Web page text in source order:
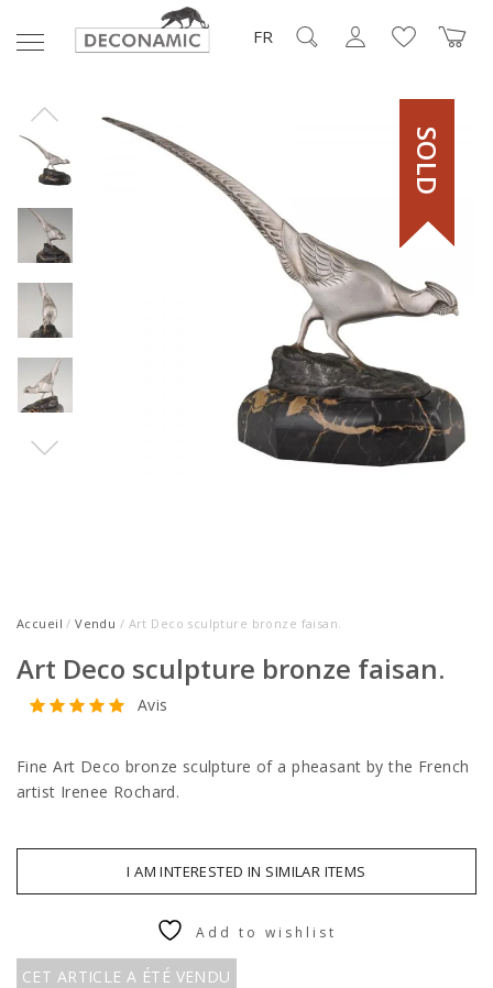
FR
SOLD
Accueil /Vendu / Art Deco sculpture bronze faisan.
Art Deco sculpture bronze faisan.
Avis
Fine Art Deco bronze sculpture of a pheasant by the French
artist Irenee Rochard.
I AM INTERESTED IN SIMILAR ITEMS
CET ARTICLE A ÉTÉ VENDU
Add to wishlist